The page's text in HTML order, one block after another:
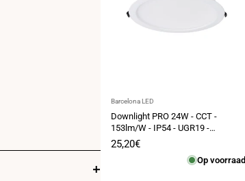
Leverancier:
Barcelona LED
Downlight PRO 24W - CCT -
153lm/W - IP54 - UGR19 -
Doorsnede ø205mm
Verkoopprijs
25,20€
Op voorraad